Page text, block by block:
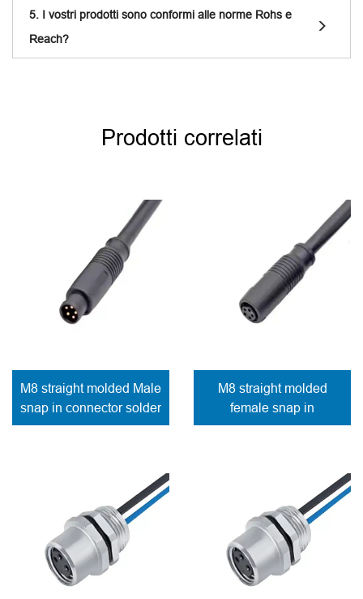
5. I vostri prodotti sono conformi alle norme Rohs e
Reach?
Prodotti correlati
M8 straight molded Male
snap in connector solder
contacts for E-bike
M8 straight molded
female snap in
connector solder